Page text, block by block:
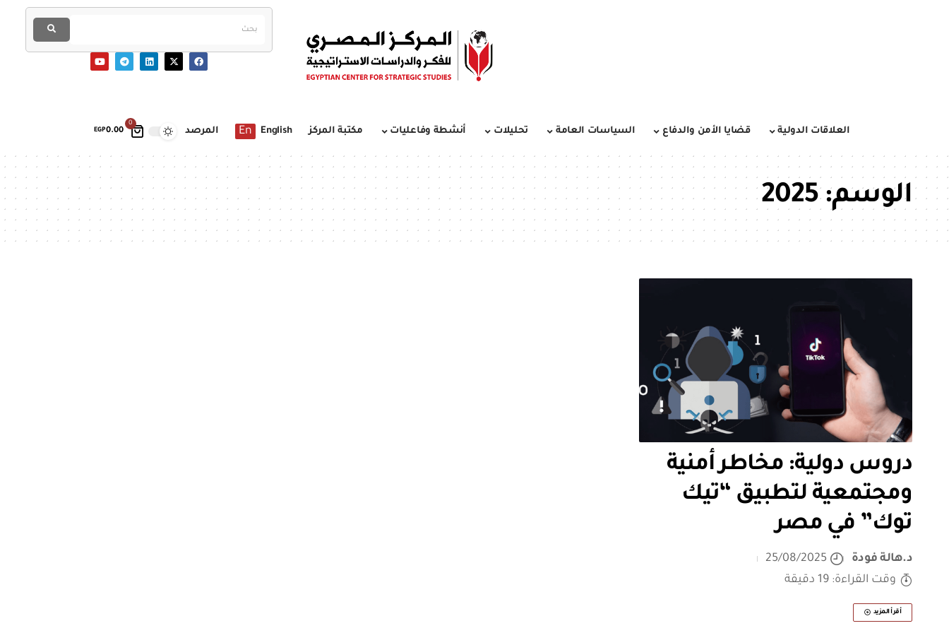
0
EGP0.00 العلاقات الدولية قضايا الأمن والدفاع السياسات العامة تحليلات أنشطة وفاعليات مكتبة المركز English
En المرصد
الوسم:2025
دروس دولية: مخاطر أمنية
ومجتمعية لتطبيق “تيك
توك” في مصر
د.هالة فودة
25/08/2025
وقت القراءة: 19 دقيقة
أقرأ المزيد